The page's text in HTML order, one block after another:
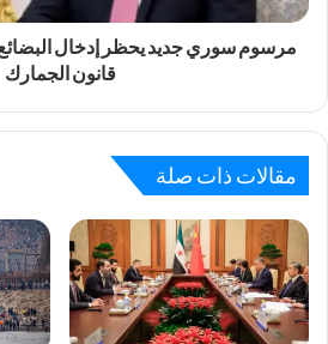
مرسوم سوري جديد يحظر إدخال البضائع
قانون الجمارك
مقالات ذات صلة